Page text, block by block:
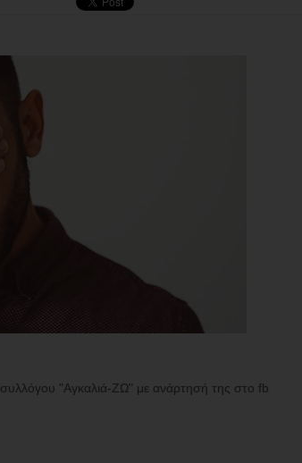
συλλόγου "Αγκαλιά-ΖΩ" με ανάρτησή της στο fb